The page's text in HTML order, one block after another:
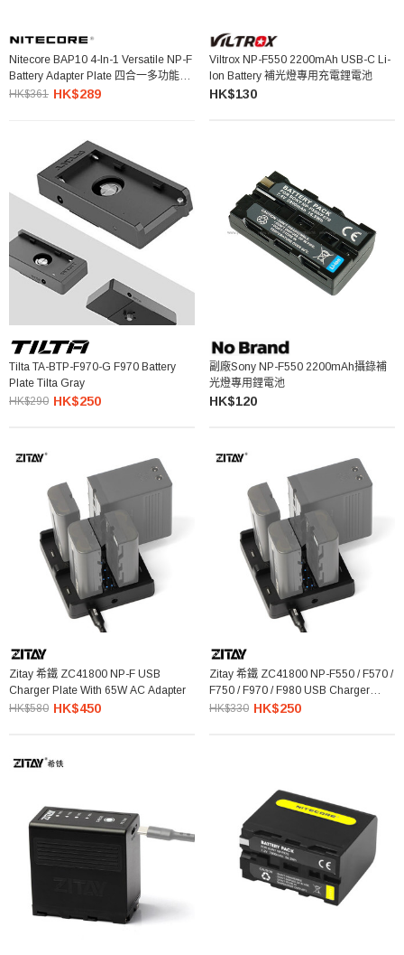
Nitecore BAP10 4-In-1 Versatile NP-F
Battery Adapter Plate 四合一多功能
NP-F 電池轉接板
HK$361 HK$289
Viltrox NP-F550 2200mAh USB-C Li-
Ion Battery 補光燈專用充電鋰電池
HK$130
Tilta TA-BTP-F970-G F970 Battery
Plate Tilta Gray
HK$290 HK$250
副廠Sony NP-F550 2200mAh攝錄補
光燈專用鋰電池
HK$120
Zitay 希鐵 ZC41800 NP-F USB
Charger Plate With 65W AC Adapter
HK$580 HK$450
Zitay 希鐵 ZC41800 NP-F550 / F570 /
F750 / F970 / F980 USB Charger
Plate 快速充電板 (火牛另購)
HK$330 HK$250